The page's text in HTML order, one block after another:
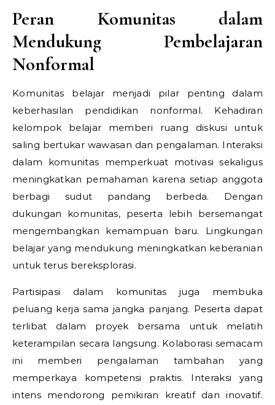
Peran Komunitas dalam
Mendukung Pembelajaran
Nonformal
Komunitas belajar menjadi pilar penting dalam
keberhasilan pendidikan nonformal. Kehadiran
kelompok belajar memberi ruang diskusi untuk
saling bertukar wawasan dan pengalaman. Interaksi
dalam komunitas memperkuat motivasi sekaligus
meningkatkan pemahaman karena setiap anggota
berbagi sudut pandang berbeda. Dengan
dukungan komunitas, peserta lebih bersemangat
mengembangkan kemampuan baru. Lingkungan
belajar yang mendukung meningkatkan keberanian
untuk terus bereksplorasi.
Partisipasi dalam komunitas juga membuka
peluang kerja sama jangka panjang. Peserta dapat
terlibat dalam proyek bersama untuk melatih
keterampilan secara langsung. Kolaborasi semacam
ini memberi pengalaman tambahan yang
memperkaya kompetensi praktis. Interaksi yang
intens mendorong pemikiran kreatif dan inovatif.